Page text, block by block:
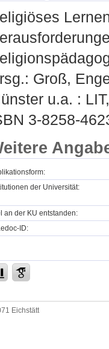
Groß,
u.a. :
3-8258-
der Universität:
an der KU entstanden:
ID:
Eichstätt